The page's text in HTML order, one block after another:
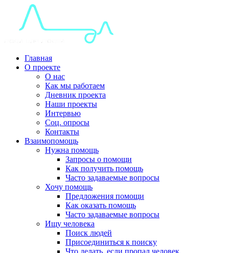
Главная
О проекте
О нас
Как мы работаем
Дневник проекта
Наши проекты
Интервью
Соц. опросы
Контакты
Взаимопомощь
Нужна помощь
Запросы о помощи
Как получить помощь
Часто задаваемые вопросы
Хочу помощь
Предложения помощи
Как оказать помощь
Часто задаваемые вопросы
Ищу человека
Поиск людей
Присоединиться к поиску
Что делать, если пропал человек